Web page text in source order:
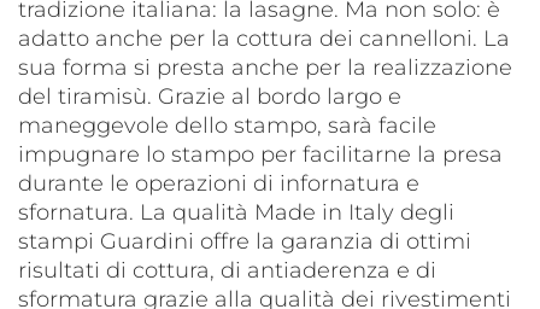
tradizione italiana: la lasagne. Ma non solo: è
adatto anche per la cottura dei cannelloni. La
sua forma si presta anche per la realizzazione
del tiramisù. Grazie al bordo largo e
maneggevole dello stampo, sarà facile
impugnare lo stampo per facilitarne la presa
durante le operazioni di infornatura e
sfornatura. La qualità Made in Italy degli
stampi Guardini offre la garanzia di ottimi
risultati di cottura, di antiaderenza e di
sformatura grazie alla qualità dei rivestimenti